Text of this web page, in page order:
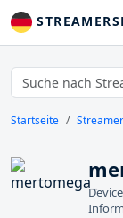
Startseite Streamer